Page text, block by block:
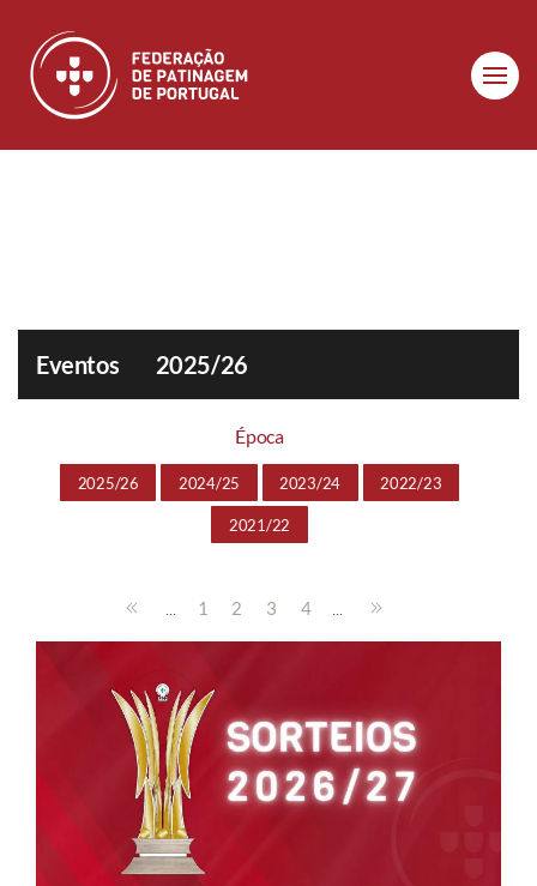
Skip to main content
Eventos 2025/26
Época
2025/26 2024/25 2023/24 2022/23
2021/22
... 1 2 3 4 ...